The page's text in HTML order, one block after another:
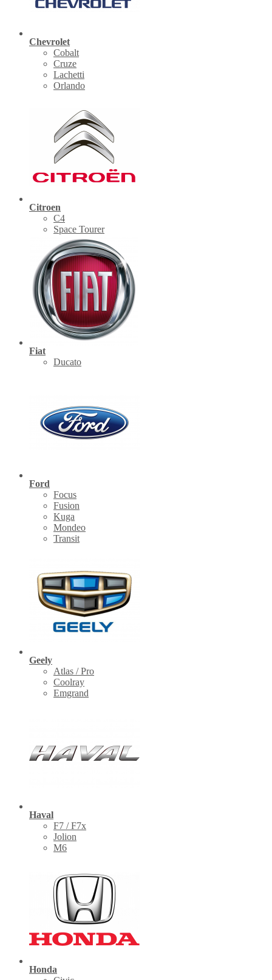
Chevrolet
Cobalt
Cruze
Lachetti
Orlando
Citroen
C4
Space Tourer
Fiat
Ducato
Ford
Focus
Fusion
Kuga
Mondeo
Transit
Geely
Atlas / Pro
Coolray
Emgrand
Haval
F7 / F7x
Jolion
M6
Honda